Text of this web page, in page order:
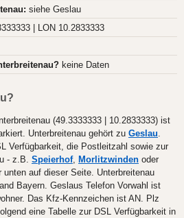
siehe Geslau
| LON 10.2833333
keine Daten
(49.3333333 | 10.2833333) ist
Unterbreitenau gehört zu Geslau.
Verfügbarkeit, die Postleitzahl sowie zur
- z.B. Speierhof, Morlitzwinden oder
auf dieser Seite. Unterbreitenau
Bayern. Geslaus Telefon Vorwahl ist
Das Kfz-Kennzeichen ist AN. Plz
eine Tabelle zur DSL Verfügbarkeit in